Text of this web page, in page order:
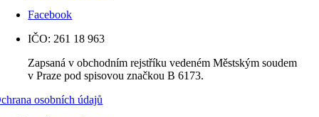
Facebook
IČO: 261 18 963
Zapsaná v obchodním rejstříku vedeném Městským soudem
v Praze pod spisovou značkou B 6173.
osobních údajů